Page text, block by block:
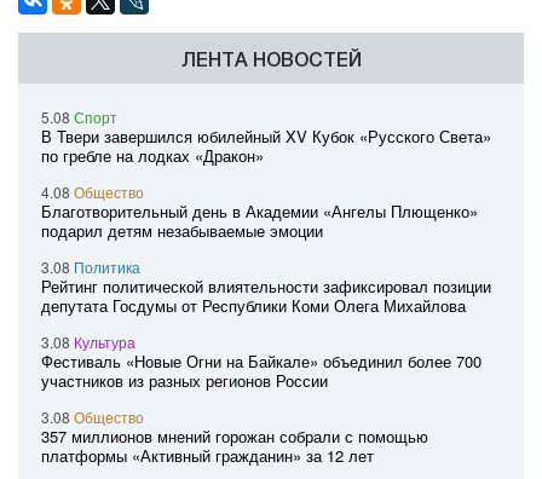
ЛЕНТА НОВОСТЕЙ
5.08 Спорт
В Твери завершился юбилейный XV Кубок «Русского Света»
по гребле на лодках «Дракон»
4.08 Общество
Благотворительный день в Академии «Ангелы Плющенко»
подарил детям незабываемые эмоции
3.08 Политика
Рейтинг политической влиятельности зафиксировал позиции
депутата Госдумы от Республики Коми Олега Михайлова
3.08 Культура
Фестиваль «Новые Огни на Байкале» объединил более 700
участников из разных регионов России
3.08 Общество
357 миллионов мнений горожан собрали с помощью
платформы «Активный гражданин» за 12 лет